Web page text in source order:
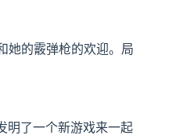
她的霰弹枪的欢迎。局
明了一个新游戏来一起